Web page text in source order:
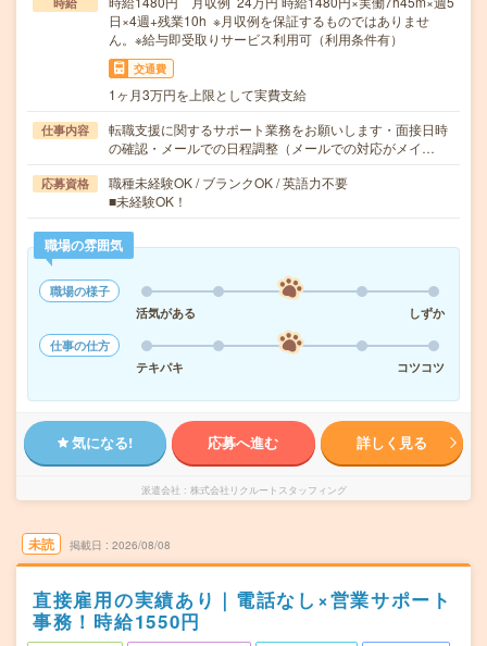
日×4週+残業10h ※月収例を保証するものではありませ
ん。※給与即受取りサービス利用可（利用条件有）
交通費
1ヶ月3万円を上限として実費支給
仕事内容
転職支援に関するサポート業務をお願いします・面接日時
の確認・メールでの日程調整（メールでの対応がメイ…
応募資格
職種未経験OK / ブランクOK / 英語力不要
■未経験OK！
職場の雰囲気
職場の様子
活気がある
しずか
仕事の仕方
テキパキ
コツコツ
気になる! 応募へ進む 詳しく見る
派遣会社 株式会社リクルートスタッフィング
未読 掲載日 2026/08/08
直接雇用の実績あり｜電話なし×営業サポート
事務！時給1550円